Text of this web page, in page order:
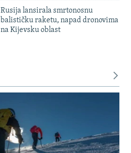
Rusija lansirala smrtonosnu
balističku raketu, napad dronovima
na Kijevsku oblast